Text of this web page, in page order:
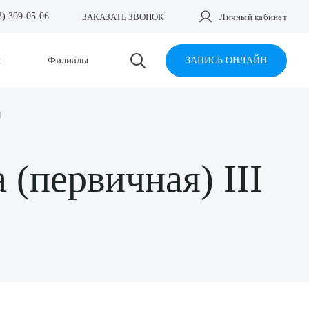
309-05-06 ЗАКАЗАТЬ ЗВОНОК Личный кабинет
Филиалы ЗАПИСЬ ОНЛАЙН
(первичная) III